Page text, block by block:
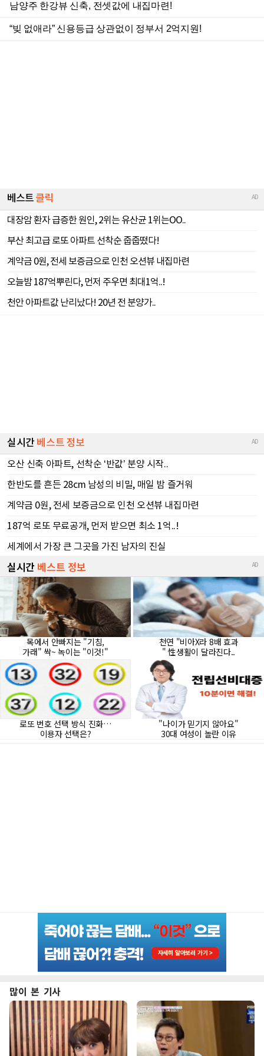
많이 본 기사